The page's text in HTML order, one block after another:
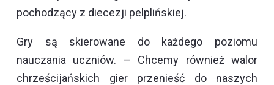
pochodzący z diecezji pelplińskiej.
Gry są skierowane do każdego poziomu
nauczania uczniów. – Chcemy również walor
chrześcijańskich gier przenieść do naszych